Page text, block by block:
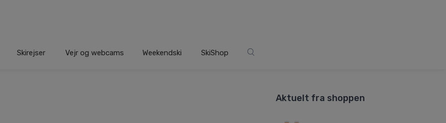
Skirejser Vejr og webcams Weekendski SkiShop
Aktuelt fra shoppen